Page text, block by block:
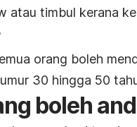
atau timbul kerana
orang boleh
30 hingga 50
boleh